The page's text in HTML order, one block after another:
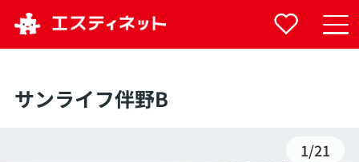
サンライフ伴野B
1/21